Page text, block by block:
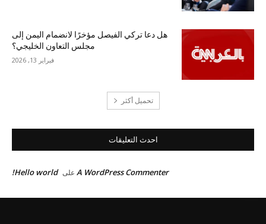
هل دعا تركي الفيصل مؤخرًا لانضمام اليمن إلى
مجلس التعاون الخليجي؟
فبراير 13, 2026
تحميل أكثر
احدث التعليقات
A WordPress Commenter على Hello world!